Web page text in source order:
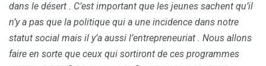
dans le désert . C’est important que les jeunes sachent qu’il
n’y a pas que la politique qui a une incidence dans notre
statut social mais il y’a aussi l’entrepreneuriat . Nous allons
faire en sorte que ceux qui sortiront de ces programmes